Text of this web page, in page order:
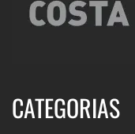
CATEGORIAS